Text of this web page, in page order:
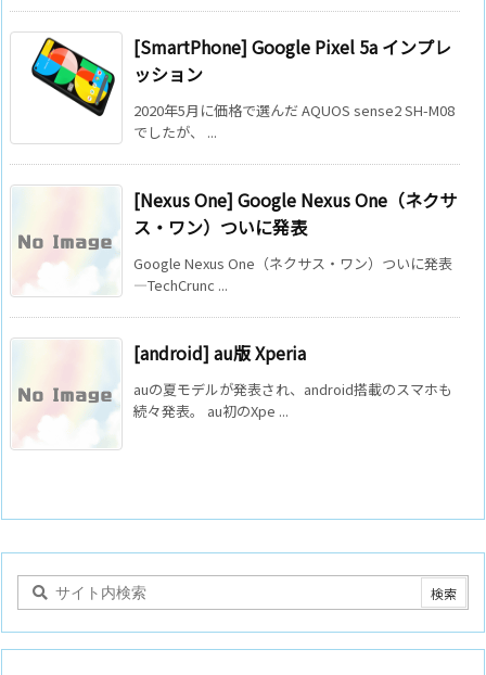
[SmartPhone] Google Pixel 5a インプレ
ッション
2020年5月に価格で選んだ AQUOS sense2 SH-M08
でしたが、 ...
[Nexus One] Google Nexus One（ネクサ
ス・ワン）ついに発表
Google Nexus One（ネクサス・ワン）ついに発表
―TechCrunc ...
[android] au版 Xperia
auの夏モデルが発表され、android搭載のスマホも
続々発表。 au初のXpe ...